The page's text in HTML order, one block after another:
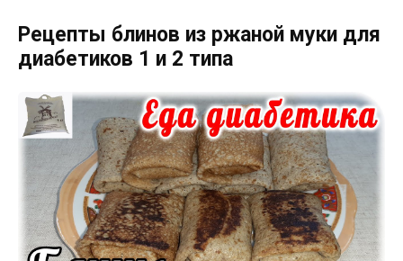
Рецепты блинов из ржаной муки для
диабетиков 1 и 2 типа